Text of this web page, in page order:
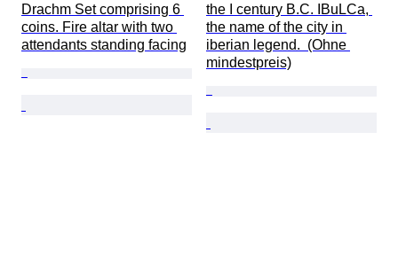
Drachm Set comprising 6
coins. Fire altar with two
attendants standing facing
the I century B.C. IBuLCa,
the name of the city in
iberian legend.  (Ohne
mindestpreis)